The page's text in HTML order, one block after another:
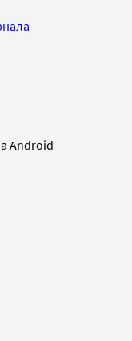
Android